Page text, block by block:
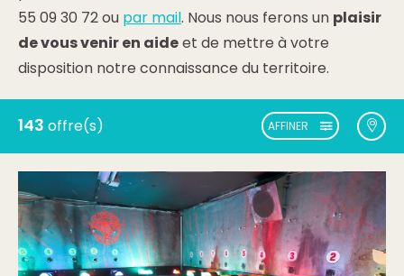
55 09 30 72 ou par mail. Nous nous ferons un plaisir
de vous venir en aideet de mettre à votre
disposition notre connaissance du territoire.
143 offre(s) AFFINER